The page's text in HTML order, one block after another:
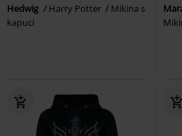
Hedwig Harry Potter
Mikina s
kapucí